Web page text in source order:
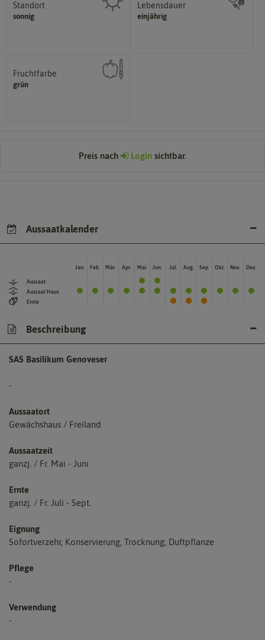
Standort
sonnig
Pflanze? (schattig, halbschattig,
sonnig, vollsonnig)
Lebensdauer
einjährig
einjährig, zweijährig oder
mehrjährig.
Fruchtfarbe
grün
sie nach dem Reifungsprozess
hat.
Preis nach Login sichtbar.
Aussaatkalender
Aussaat
Aussaat Haus
Ernte
Jan. Feb. Mär. Apr. Mai Jun. Jul. Aug. Sep. Okt. Nov. Dez.
Beschreibung
SAS Basilikum Genoveser
-
Aussaatort
Gewächshaus / Freiland
Aussaatzeit
ganzj. / Fr. Mai - Juni
Ernte
ganzj. / Fr. Juli - Sept.
Eignung
Sofortverzehr, Konservierung, Trocknung, Duftpflanze
Pflege
-
Verwendung
-